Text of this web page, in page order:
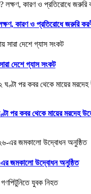
কারণ ও প্রতিরোধে জরুরি
দেশে গ্যাস সংকট
ঘণ্টা পর কবর থেকে মায়ের মরদেহ
জমকালো উদ্বোধন অনুষ্ঠিত